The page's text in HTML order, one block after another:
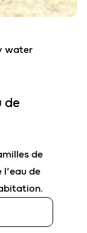
de
de
de